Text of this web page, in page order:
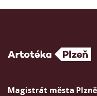
Magistrát města Plzně